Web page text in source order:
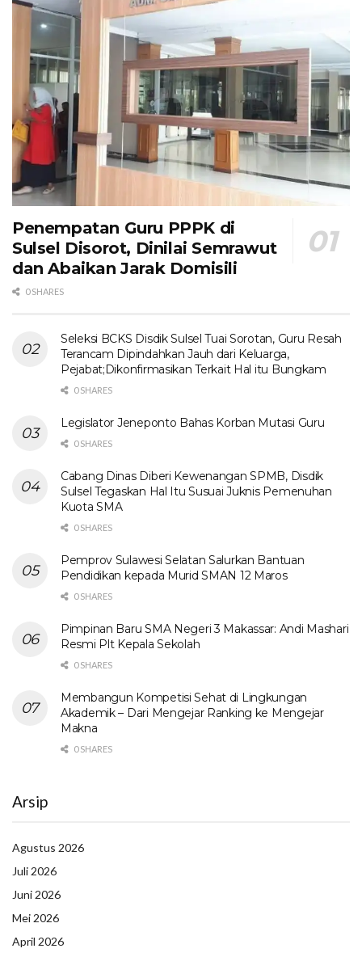
Penempatan Guru PPPK di
Sulsel Disorot, Dinilai Semrawut
dan Abaikan Jarak Domisili
0 SHARES
Seleksi BCKS Disdik Sulsel Tuai Sorotan, Guru Resah
Terancam Dipindahkan Jauh dari Keluarga,
Pejabat;Dikonfirmasikan Terkait Hal itu Bungkam
0 SHARES
Legislator Jeneponto Bahas Korban Mutasi Guru
0 SHARES
Cabang Dinas Diberi Kewenangan SPMB, Disdik
Sulsel Tegaskan Hal Itu Susuai Juknis Pemenuhan
Kuota SMA
0 SHARES
Pemprov Sulawesi Selatan Salurkan Bantuan
Pendidikan kepada Murid SMAN 12 Maros
0 SHARES
Pimpinan Baru SMA Negeri 3 Makassar: Andi Mashari
Resmi Plt Kepala Sekolah
0 SHARES
Membangun Kompetisi Sehat di Lingkungan
Akademik – Dari Mengejar Ranking ke Mengejar
Makna
0 SHARES
Arsip
Agustus 2026
Juli 2026
Juni 2026
Mei 2026
April 2026